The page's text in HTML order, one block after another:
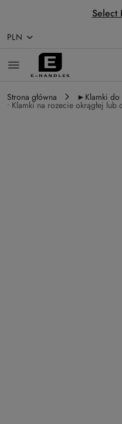
Select
Przejdź do treści
Przejdź do
Przejdź do moje konto
Przejdź do menu
Przejdź do opisu
Przejdź do stopki
PLN
Strona główna ►Klamki do
• Klamki na rozecie okrągłej lub